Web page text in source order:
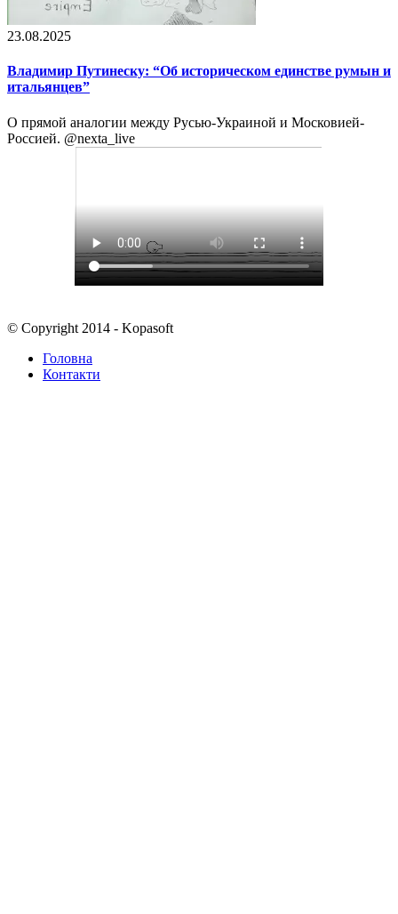
23.08.2025
Владимир Путинеску: “Об историческом единстве румын и
итальянцев”
О прямой аналогии между Русью-Украиной и Московией-
Россией. @nexta_live
© Copyright 2014 - Kopasoft
Головна
Контакти